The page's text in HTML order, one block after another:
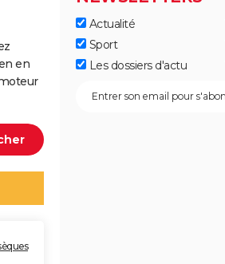
en
Actualité
Sport
Les dossiers d'actu